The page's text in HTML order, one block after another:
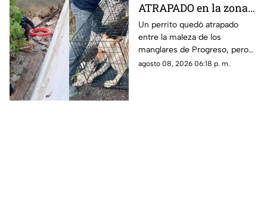
ATRAPADO en la zona
de manglares de
Progreso; así fue
rescatado
Un perrito quedó atrapado
entre la maleza de los
manglares de Progreso, pero
fue rescatado por integrantes
agosto 08, 2026 06:18 p. m.